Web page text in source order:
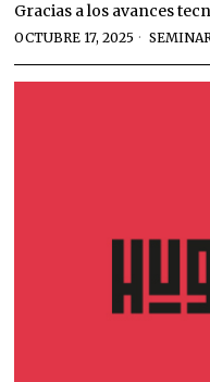
Gracias a los avances
OCTUBRE 17, 2025